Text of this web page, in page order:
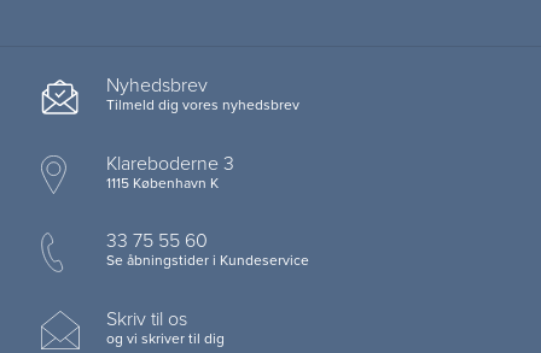
Nyhedsbrev
Tilmeld dig vores nyhedsbrev
Klareboderne 3
1115 København K
33 75 55 60
Se åbningstider i Kundeservice
Skriv til os
og vi skriver til dig